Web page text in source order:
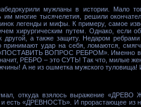
мужланы в истории. Мало
им многие тысячелетия, решили
легенды и мифы. К примеру, самое
хирургическим путем. Однако, если
другой, а также защиту. Недаром
принимают удар на себя, ломаются,
ВОПРОС РЕБРОМ». Именно в
РЕБРО – это СУТЬ! Так что, милые
А не из ошметка мужского туловища!
откуда взялось выражение «ДРЕВО
есть «ДРЕВНОСТЬ». И прорастающее из